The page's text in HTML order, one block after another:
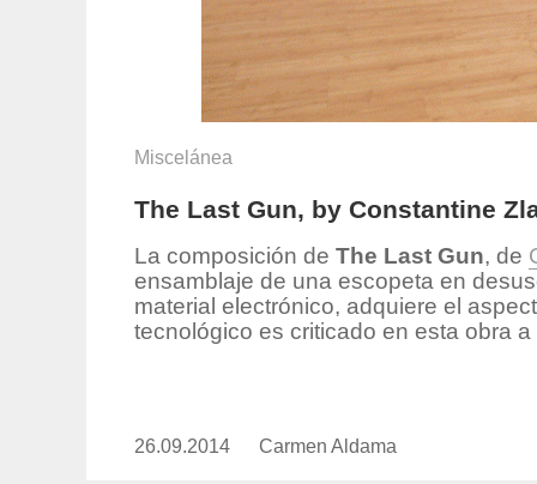
Miscelánea
The Last Gun, by Constantine
La composición de The Last Gun, de
ensamblaje de una escopeta en
material electrónico, adquiere el
tecnológico es criticado en esta obra
Publicado
26.09.2014
https://www.experimenta.es/
Carmen Aldama